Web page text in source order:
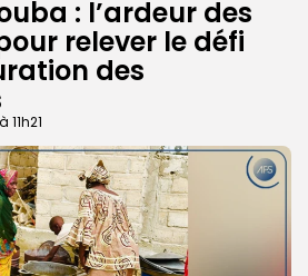
: l’ardeur des
relever le défi
des